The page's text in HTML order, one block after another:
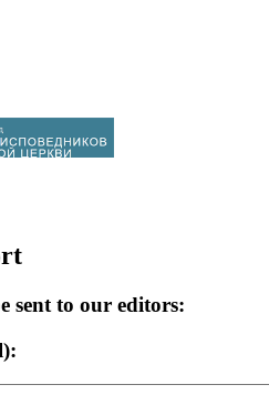
sent to our editors: